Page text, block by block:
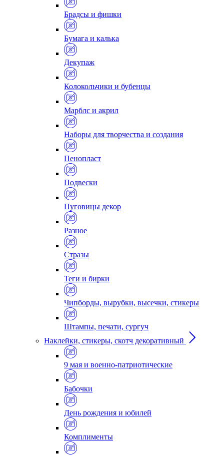
Брадсы и фишки
Бумага и калька
Декупаж
Колокольчики и бубенцы
Марблс и акрил
Наборы для творчества и создания
Пенопласт
Подвески
Пуговицы декор
Разное
Стразы
Теги и бирки
Чипборды, вырубки, высечки, стикеры
Штампы, печати, сургуч
Наклейки, стикеры, скотч декоративный
9 мая и военно-патриотические
Бабочки
День рождения и юбилей
Комплименты